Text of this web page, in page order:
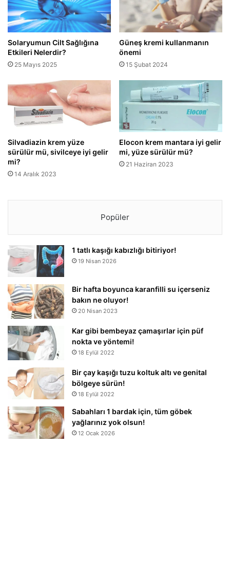
Solaryumun Cilt Sağlığına
Etkileri Nelerdir?
25 Mayıs 2025
Güneş kremi kullanmanın
önemi
15 Şubat 2024
Silvadiazin krem yüze
sürülür mü, sivilceye iyi gelir
mi?
14 Aralık 2023
Elocon krem mantara iyi gelir
mi, yüze sürülür mü?
21 Haziran 2023
Popüler
1 tatlı kaşığı kabızlığı bitiriyor!
19 Nisan 2026
Bir hafta boyunca karanfilli su içerseniz
bakın ne oluyor!
20 Nisan 2023
Kar gibi bembeyaz çamaşırlar için püf
nokta ve yöntemi!
18 Eylül 2022
Bir çay kaşığı tuzu koltuk altı ve genital
bölgeye sürün!
18 Eylül 2022
Sabahları 1 bardak için, tüm göbek
yağlarınız yok olsun!
12 Ocak 2026